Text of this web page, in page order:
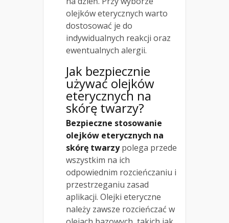
olejków eterycznych warto
dostosować je do
indywidualnych reakcji oraz
ewentualnych alergii.
Jak bezpiecznie
używać olejków
eterycznych na
skórę twarzy?
Bezpieczne stosowanie
olejków eterycznych na
skórę twarzypolega przede
wszystkim na ich
odpowiednim rozcieńczaniu i
przestrzeganiu zasad
aplikacji. Olejki eteryczne
należy zawsze rozcieńczać w